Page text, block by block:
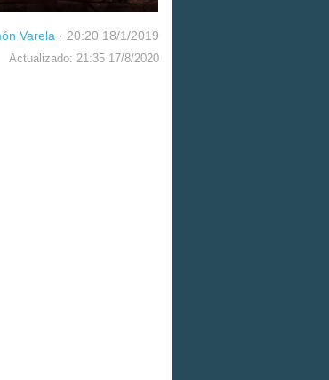
Varela · 20:20 18/1/2019
Actualizado: 21:35 17/8/2020